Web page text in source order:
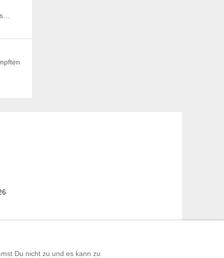
Du nicht zu und es kann zu